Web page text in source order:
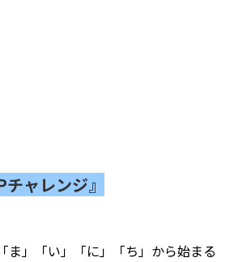
チャレンジ』
ま」「い」「に」「ち」から始まる